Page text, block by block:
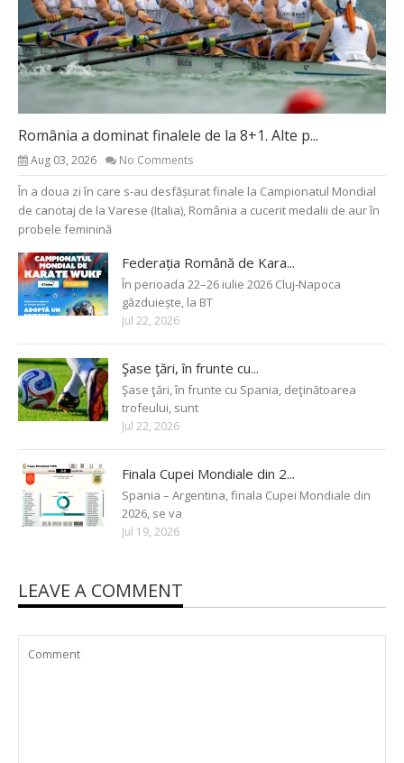
România a dominat finalele de la 8+1. Alte p...
Aug 03, 2026 No Comments
În a doua zi în care s-au desfășurat finale la Campionatul Mondial
de canotaj de la Varese (Italia), România a cucerit medalii de aur în
probele feminină
Federația Română de Kara...
În perioada 22–26 iulie 2026 Cluj-Napoca
găzduiește, la BT
Jul 22, 2026
Şase ţări, în frunte cu...
Şase ţări, în frunte cu Spania, deţinătoarea
trofeului, sunt
Jul 22, 2026
Finala Cupei Mondiale din 2...
Spania – Argentina, finala Cupei Mondiale din
2026, se va
Jul 19, 2026
LEAVE A COMMENT